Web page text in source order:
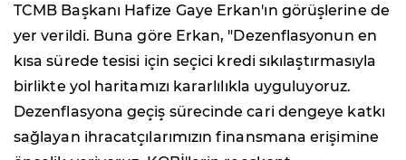
TCMB Başkanı Hafize Gaye Erkan'ın görüşlerine de
yer verildi. Buna göre Erkan, "Dezenflasyonun en
kısa sürede tesisi için seçici kredi sıkılaştırmasıyla
birlikte yol haritamızı kararlılıkla uyguluyoruz.
Dezenflasyona geçiş sürecinde cari dengeye katkı
sağlayan ihracatçılarımızın finansmana erişimine